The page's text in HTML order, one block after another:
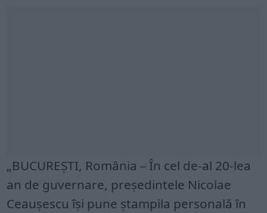
„BUCUREȘTI, România – În cel de-al 20-lea
an de guvernare, președintele Nicolae
Ceaușescu își pune ștampila personală în